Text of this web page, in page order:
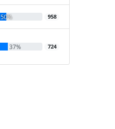
50% 958
37% 724